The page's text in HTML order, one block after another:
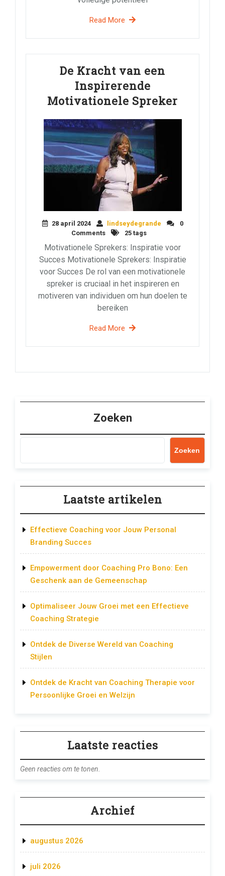
Read More
De Kracht van een
Inspirerende
Motivationele Spreker
28 april 2024 lindseydegrande
0
Comments
25 tags
Motivationele Sprekers: Inspiratie voor
Succes Motivationele Sprekers: Inspiratie
voor Succes De rol van een motivationele
spreker is cruciaal in het inspireren en
motiveren van individuen om hun doelen te
bereiken
Read More
Zoeken
Zoeken
Laatste artikelen
Effectieve Coaching voor Jouw Personal
Branding Succes
Empowerment door Coaching Pro Bono: Een
Geschenk aan de Gemeenschap
Optimaliseer Jouw Groei met een Effectieve
Coaching Strategie
Ontdek de Diverse Wereld van Coaching
Stijlen
Ontdek de Kracht van Coaching Therapie voor
Persoonlijke Groei en Welzijn
Laatste reacties
Geen reacties om te tonen.
Archief
augustus 2026
juli 2026